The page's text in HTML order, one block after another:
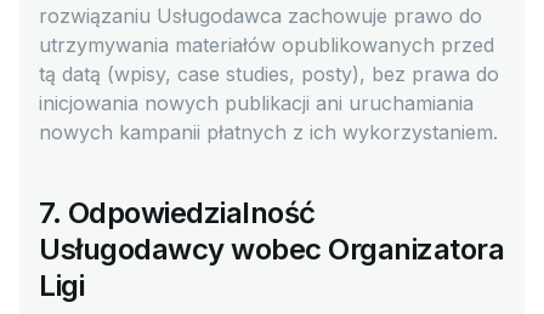
rozwiązaniu Usługodawca zachowuje prawo do
utrzymywania materiałów opublikowanych przed
tą datą (wpisy, case studies, posty), bez prawa do
inicjowania nowych publikacji ani uruchamiania
nowych kampanii płatnych z ich wykorzystaniem.
7. Odpowiedzialność
Usługodawcy wobec Organizatora
Ligi